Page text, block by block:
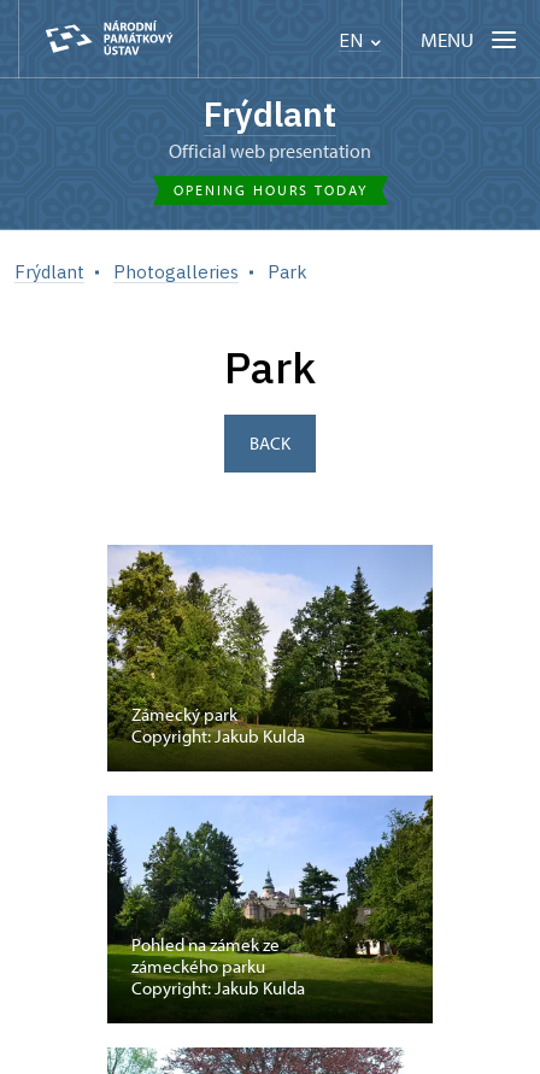
EN MENU
Frýdlant
Official web presentation
OPENING HOURS TODAY
Frýdlant Photogalleries Park
Park
BACK
Zámecký park
Copyright: Jakub Kulda
Pohled na zámek ze
zámeckého parku
Copyright: Jakub Kulda